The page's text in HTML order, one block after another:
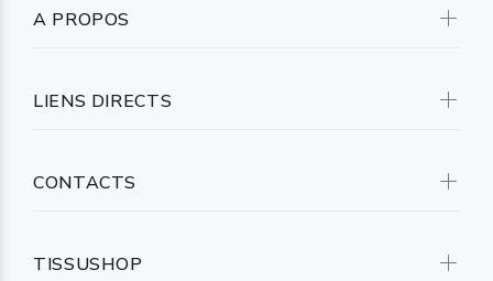
A PROPOS
LIENS DIRECTS
CONTACTS
TISSUSHOP